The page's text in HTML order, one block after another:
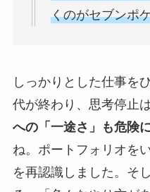
くのがセブンポ
しっかりとした仕事を
代が終わり、思考停止
への「一途さ」も危険
ね。ポートフォリオを
を再認識しました。そ